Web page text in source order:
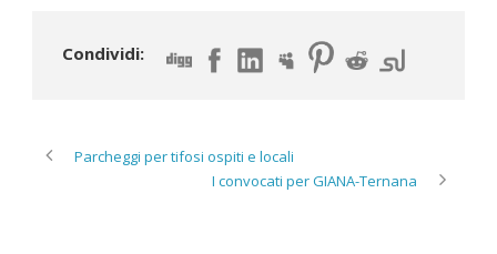
Condividi:
Parcheggi per tifosi ospiti e locali
I convocati per GIANA-Ternana